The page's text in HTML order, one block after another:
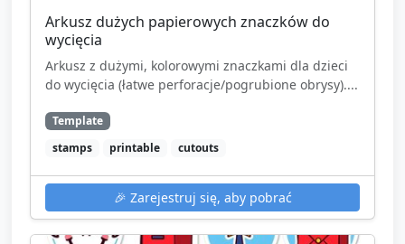
Arkusz dużych papierowych znaczków do
wycięcia
Arkusz z dużymi, kolorowymi znaczkami dla dzieci
do wycięcia (łatwe perforacje/pogrubione obrysy)....
Template
stamps
printable cutouts
🎉 Zarejestruj się, aby pobrać